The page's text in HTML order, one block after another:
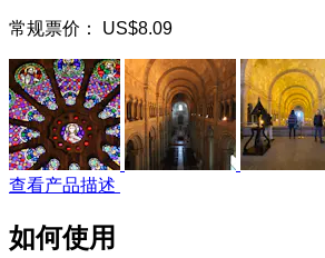
常规票价： US$8.09
查看产品描述
如何使用